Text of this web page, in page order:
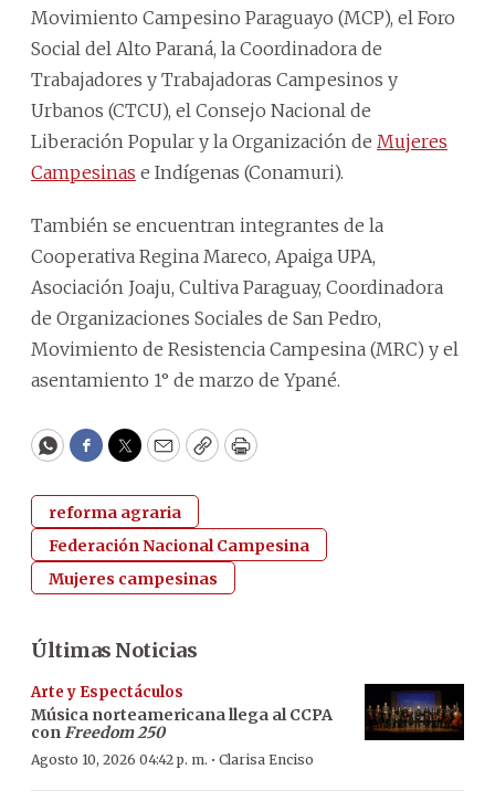
Movimiento Campesino Paraguayo (MCP), el Foro
Social del Alto Paraná, la Coordinadora de
Trabajadores y Trabajadoras Campesinos y
Urbanos (CTCU), el Consejo Nacional de
Liberación Popular y la Organización de Mujeres
Campesinas e Indígenas (Conamuri).
También se encuentran integrantes de la
Cooperativa Regina Mareco, Apaiga UPA,
Asociación Joaju, Cultiva Paraguay, Coordinadora
de Organizaciones Sociales de San Pedro,
Movimiento de Resistencia Campesina (MRC) y el
asentamiento 1° de marzo de Ypané.
WhatsApp
Facebook
Twitter
EmailCopyPrint
reforma agraria
Federación Nacional Campesina
Mujeres campesinas
Últimas Noticias
Arte y Espectáculos
Música norteamericana llega al CCPA
conFreedom 250
Agosto 10, 2026 04:42 p. m. · Clarisa Enciso